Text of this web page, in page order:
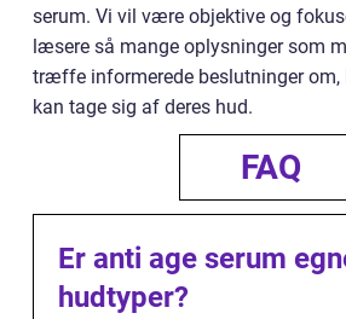
serum. Vi vil være objektive og
læsere så mange oplysninger som
træffe informerede beslutninger om,
kan tage sig af deres hud.
FAQ
Er anti age serum
hudtyper?